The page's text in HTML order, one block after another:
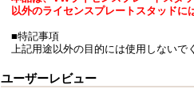
以外のライセンスプレートスタッドに
■特記事項
上記用途以外の目的には使用しないで
ユーザーレビュー